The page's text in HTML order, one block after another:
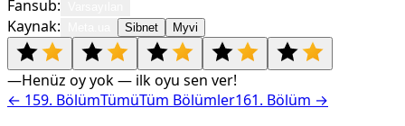
Fansub:
Kaynak: Sibnet Myvi
—Henüz oy yok — ilk oyu sen ver!
← 159. BölümTümüTüm Bölümler161. Bölüm →